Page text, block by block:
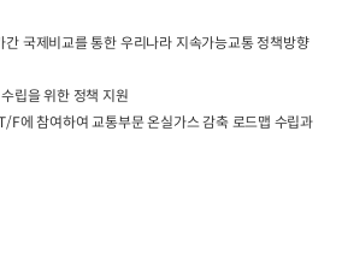
국제비교를 통한 우리나라 지속가능교통 정책방향
립을 위한 정책 지원
에 참여하여 교통부문 온실가스 감축 로드맵 수립과